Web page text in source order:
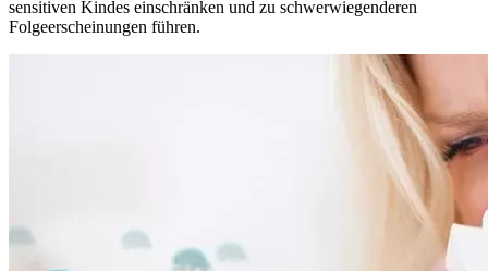
sensitiven Kindes einschränken und zu schwerwiegenderen
Folgeerscheinungen führen.